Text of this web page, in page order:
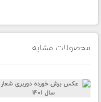
محصولات مشابه